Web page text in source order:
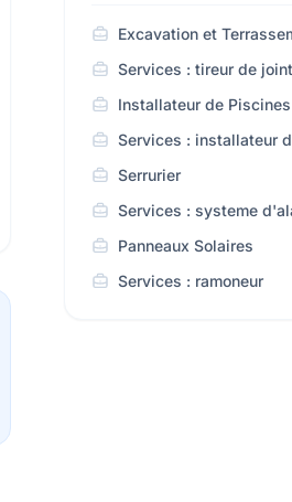
Excavation et
Services : tireur de
Installateur de
Services : installateur
Serrurier
Services : systeme
Panneaux Solaires
Services : ramoneur